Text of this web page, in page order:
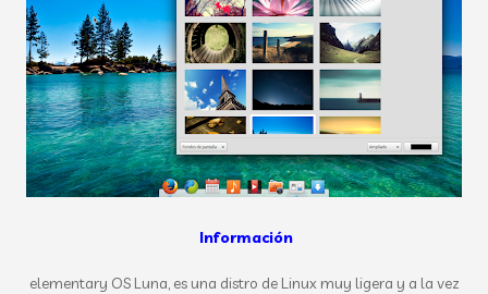
Información
elementary OS Luna, es una distro de Linux muy ligera y a la vez